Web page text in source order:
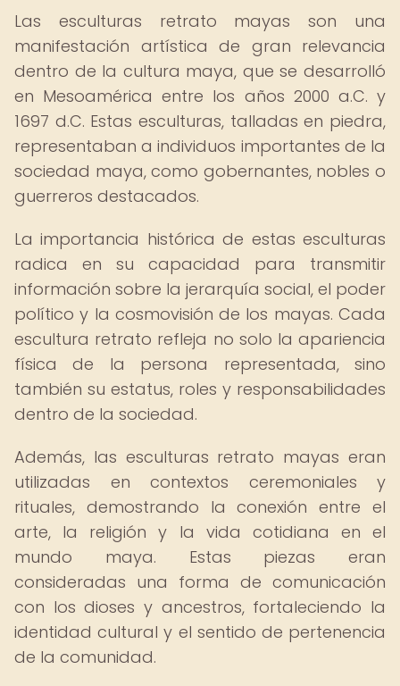
Las esculturas retrato mayas son una
manifestación artística de gran relevancia
dentro de la cultura maya, que se desarrolló
en Mesoamérica entre los años 2000 a.C. y
1697 d.C. Estas esculturas, talladas en piedra,
representaban a individuos importantes de la
sociedad maya, como gobernantes, nobles o
guerreros destacados.
La importancia histórica de estas esculturas
radica en su capacidad para transmitir
información sobre la jerarquía social, el poder
político y la cosmovisión de los mayas. Cada
escultura retrato refleja no solo la apariencia
física de la persona representada, sino
también su estatus, roles y responsabilidades
dentro de la sociedad.
Además, las esculturas retrato mayas eran
utilizadas en contextos ceremoniales y
rituales, demostrando la conexión entre el
arte, la religión y la vida cotidiana en el
mundo maya. Estas piezas eran
consideradas una forma de comunicación
con los dioses y ancestros, fortaleciendo la
identidad cultural y el sentido de pertenencia
de la comunidad.